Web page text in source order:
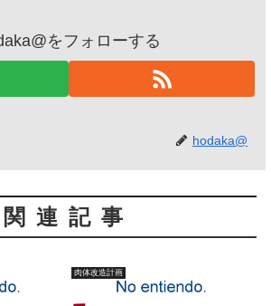
をフォローする
hodaka@
関連記事
肉体改造計画